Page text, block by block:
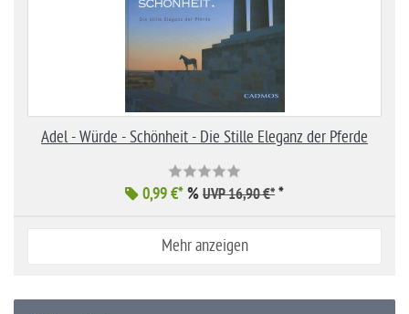
Adel - Würde - Schönheit - Die Stille Eleganz der Pferde
0,99 €*% UVP 16,90 €* *
Mehr anzeigen